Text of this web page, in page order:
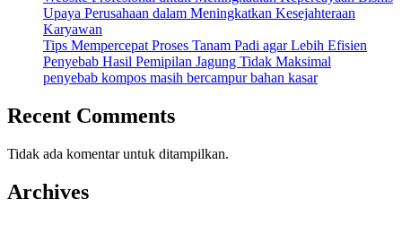
Upaya Perusahaan dalam Meningkatkan Kesejahteraan
Karyawan
Tips Mempercepat Proses Tanam Padi agar Lebih Efisien
Penyebab Hasil Pemipilan Jagung Tidak Maksimal
penyebab kompos masih bercampur bahan kasar
Recent Comments
Tidak ada komentar untuk ditampilkan.
Archives